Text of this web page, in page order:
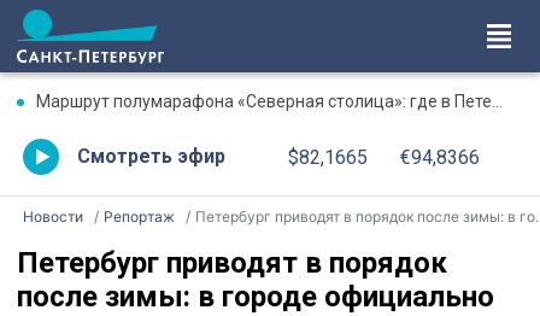
Маршрут полумарафона «Северная столица»: где в Петербурге будут перекрыты дороги 9 августа
Смотреть эфир $82,1665 €94,8366
Новости Репортаж Петербург приводят в порядок после зимы: в городе официально стартовал месячник благоустройства
Петербург приводят в порядок
после зимы: в городе официально